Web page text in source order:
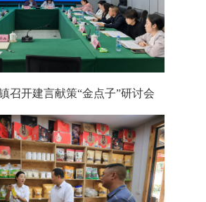
召开建言献策“金点子”研讨会